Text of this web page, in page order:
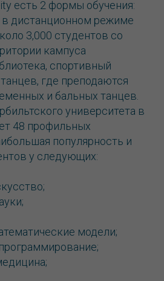
есть 2 формы обучения:
в дистанционном режиме
3,000 студентов со
кампуса
спортивный
где преподаются
и бальных танцев.
университета в
48 профильных
популярность и
у следующих:
модели;